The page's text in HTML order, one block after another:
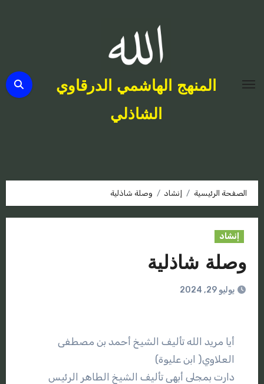
المنهج الهاشمي الدرقاوي
الشاذلي
الصفحة الرئيسية إنشاد وصلة شاذلية
إنشاد
وصلة شاذلية
يوليو 29, 2024
أيا مريد الله تأليف الشيخ أحمد بن مصطفى
العلاوي( ابن عليوة)
دارت بمجلى أبهى تأليف الشيخ الطاهر الرئيس